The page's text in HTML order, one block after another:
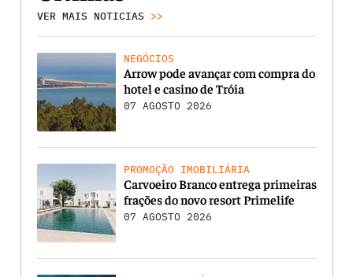
VER MAIS NOTICIAS >>
NEGÓCIOS
Arrow pode avançar com compra do
hotel e casino de Tróia
07 AGOSTO 2026
PROMOÇÃO IMOBILIÁRIA
Carvoeiro Branco entrega primeiras
frações do novo resort Primelife
07 AGOSTO 2026